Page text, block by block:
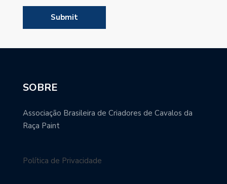
SOBRE
Associação Brasileira de Criadores de Cavalos da
Raça Paint
Política de Privacidade